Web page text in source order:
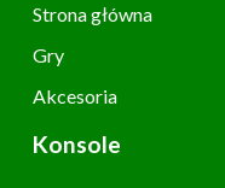
Strona główna
Gry
Akcesoria
Konsole